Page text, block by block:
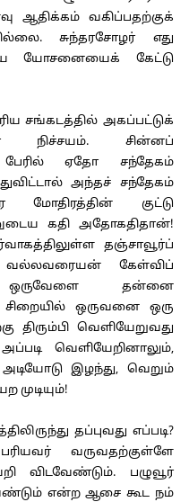
ஆதிக்கம் வகிப்பதற்குக்
சுந்தரசோழர் எது
யோசனையைக் கேட்டு
சங்கடத்தில் அகப்பட்டுக்
நிச்சயம். சின்னப்
பேரில் ஏதோ சந்தேகம்
அந்தச் சந்தேகம்
மோதிரத்தின் குட்டு
கதி அதோகதிதான்!
தஞ்சாவூர்ப்
வல்லவரையன் கேள்விப்
ஒருவேளை தன்னை
சிறையில் ஒருவனை ஒரு
திரும்பி வெளியேறுவது
வெளியேறினாலும்,
இழந்து, வெறும்
முடியும்!
தப்புவது எப்படி?
வருவதற்குள்ளே
விடவேண்டும். பழுவூர்
என்ற ஆசை கூட நம்